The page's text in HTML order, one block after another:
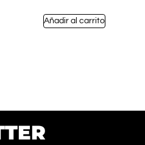
Añadir al carrito